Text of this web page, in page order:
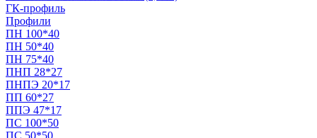
ГК-профиль
Профили
ПН 100*40
ПН 50*40
ПН 75*40
ПНП 28*27
ПНПЭ 20*17
ПП 60*27
ППЭ 47*17
ПС 100*50
ПС 50*50